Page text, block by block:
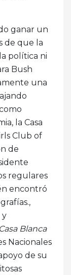
ganar un
de que la
política ni
Bush
una
la Casa
Club of
de
regulares
encontró
y
Blanca
Nacionales
de su